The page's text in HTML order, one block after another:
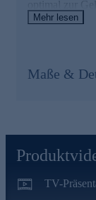
optimal zur
Ihr Vorteil:
strengste
auf
Bequem und
Mehr lesen
Maße &
TV-